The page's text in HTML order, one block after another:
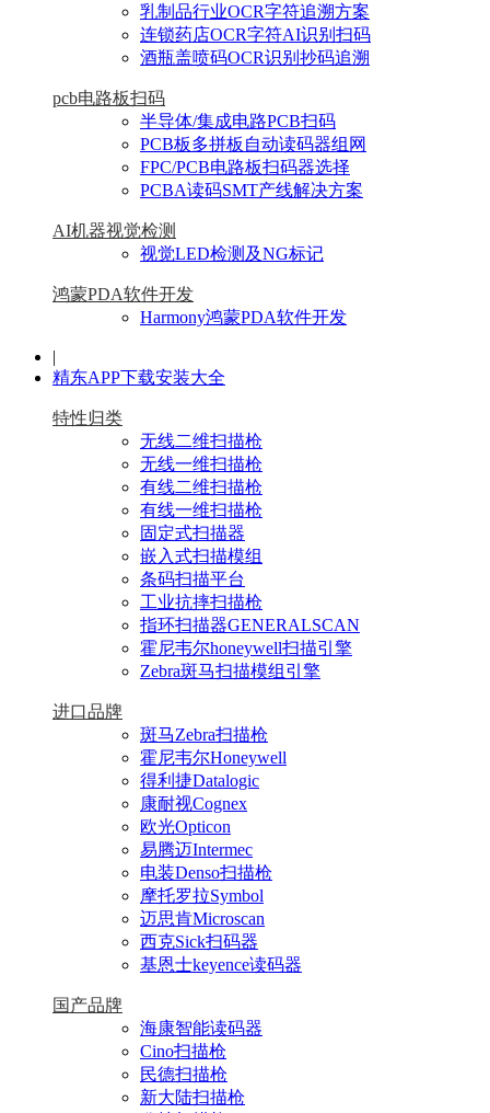
乳制品行业OCR字符追溯方案
连锁药店OCR字符AI识别扫码
酒瓶盖喷码OCR识别抄码追溯
pcb电路板扫码
半导体/集成电路PCB扫码
PCB板多拼板自动读码器组网
FPC/PCB电路板扫码器选择
PCBA读码SMT产线解决方案
AI机器视觉检测
视觉LED检测及NG标记
鸿蒙PDA软件开发
Harmony鸿蒙PDA软件开发
|
精东APP下载安装大全
特性归类
无线二维扫描枪
无线一维扫描枪
有线二维扫描枪
有线一维扫描枪
固定式扫描器
嵌入式扫描模组
条码扫描平台
工业抗摔扫描枪
指环扫描器GENERALSCAN
霍尼韦尔honeywell扫描引擎
Zebra斑马扫描模组引擎
进口品牌
斑马Zebra扫描枪
霍尼韦尔Honeywell
得利捷Datalogic
康耐视Cognex
欧光Opticon
易腾迈Intermec
电装Denso扫描枪
摩托罗拉Symbol
迈思肯Microscan
西克Sick扫码器
基恩士keyence读码器
国产品牌
海康智能读码器
Cino扫描枪
民德扫描枪
新大陆扫描枪